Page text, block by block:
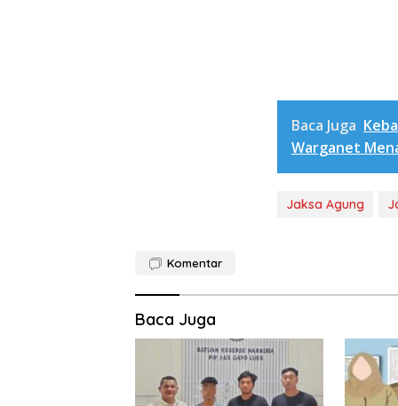
Baca Juga
Warganet
Jaksa Agung
Komentar
Baca Juga